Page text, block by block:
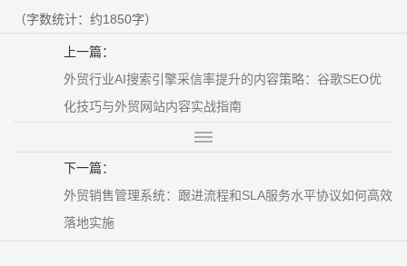
（字数统计：约1850字）
上一篇：
外贸行业AI搜索引擎采信率提升的内容策略：谷歌SEO优
化技巧与外贸网站内容实战指南
下一篇：
外贸销售管理系统：跟进流程和SLA服务水平协议如何高效
落地实施